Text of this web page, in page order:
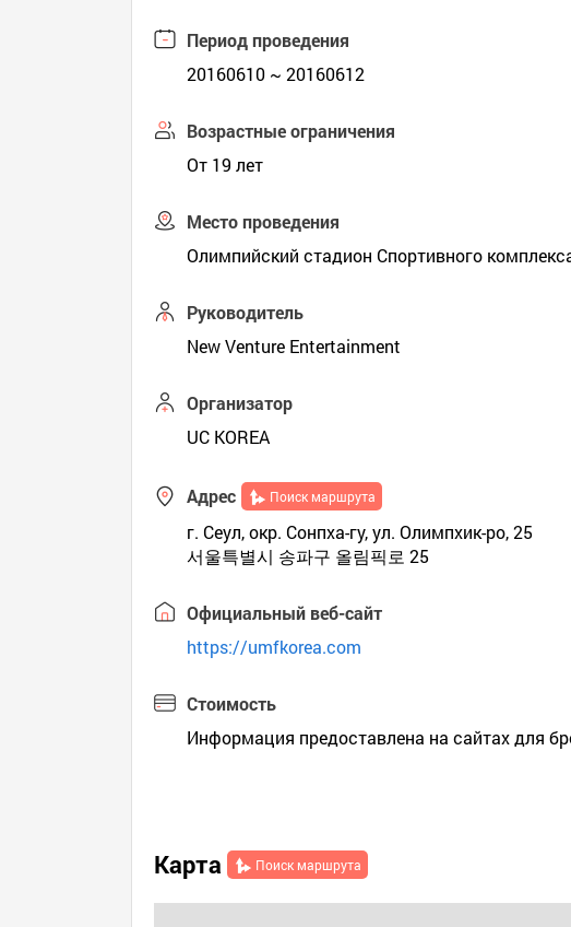
Период проведения
20160610 ~ 20160612
Возрастные ограничения
От 19 лет
Место проведения
Олимпийский стадион Спортивного
Руководитель
New Venture Entertainment
Организатор
UC KOREA
Адрес Поиск маршрута
г. Сеул, окр. Сонпха-гу, ул. Олимпхик-ро, 25
서울특별시 송파구 올림픽로 25
Официальный веб-сайт
https://umfkorea.com
Стоимость
Информация предоставлена на сайтах для
Карта Поиск маршрута